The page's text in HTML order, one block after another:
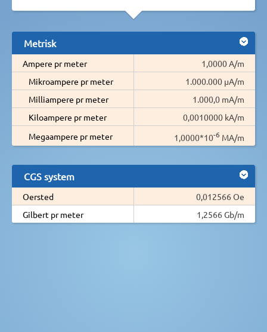
Metrisk
Ampere pr meter
1,0000 A/m
Mikroampere pr meter
1.000.000 µA/m
Milliampere pr meter
1.000,0 mA/m
Kiloampere pr meter
0,0010000 kA/m
Megaampere pr meter
1,0000*10-6 MA/m
CGS system
Oersted
0,012566 Oe
Gilbert pr meter
1,2566 Gb/m